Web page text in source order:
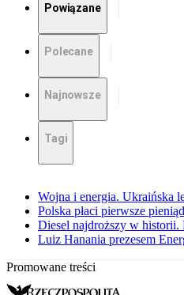
Powiązane
Polecane
Najnowsze
Tagi
Wojna i energia. Ukraińska
Polska płaci pierwsze
Diesel najdroższy w historii.
Luiz Hanania prezesem
Promowane treści